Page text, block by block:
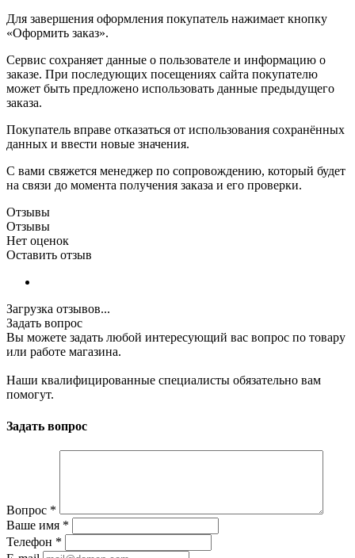
Для завершения оформления покупатель нажимает кнопку
«Оформить заказ».
Сервис сохраняет данные о пользователе и информацию о
заказе. При последующих посещениях сайта покупателю
может быть предложено использовать данные предыдущего
заказа.
Покупатель вправе отказаться от использования сохранённых
данных и ввести новые значения.
С вами свяжется менеджер по сопровождению, который будет
на связи до момента получения заказа и его проверки.
Отзывы
Отзывы
Нет оценок
Оставить отзыв
Загрузка отзывов...
Задать вопрос
Вы можете задать любой интересующий вас вопрос по товару
или работе магазина.
Наши квалифицированные специалисты обязательно вам
помогут.
Задать вопрос
Вопрос *
Ваше имя *
Телефон *